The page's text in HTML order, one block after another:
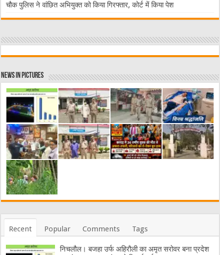
चौक पुलिस ने वांछित अभियुक्त को किया गिरफ्तार, कोर्ट में किया पेश
News in Pictures
Recent Popular Comments Tags
निचलौल। बजहा उर्फ अहिरौली का अमृत सरोवर बना प्रदेश